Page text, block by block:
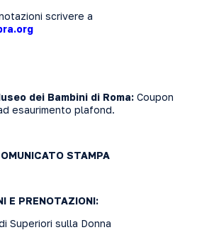
scrivere a
dei Bambini di Roma: Coupon
esaurimento plafond.
STAMPA
E PRENOTAZIONI:
Superiori sulla Donna